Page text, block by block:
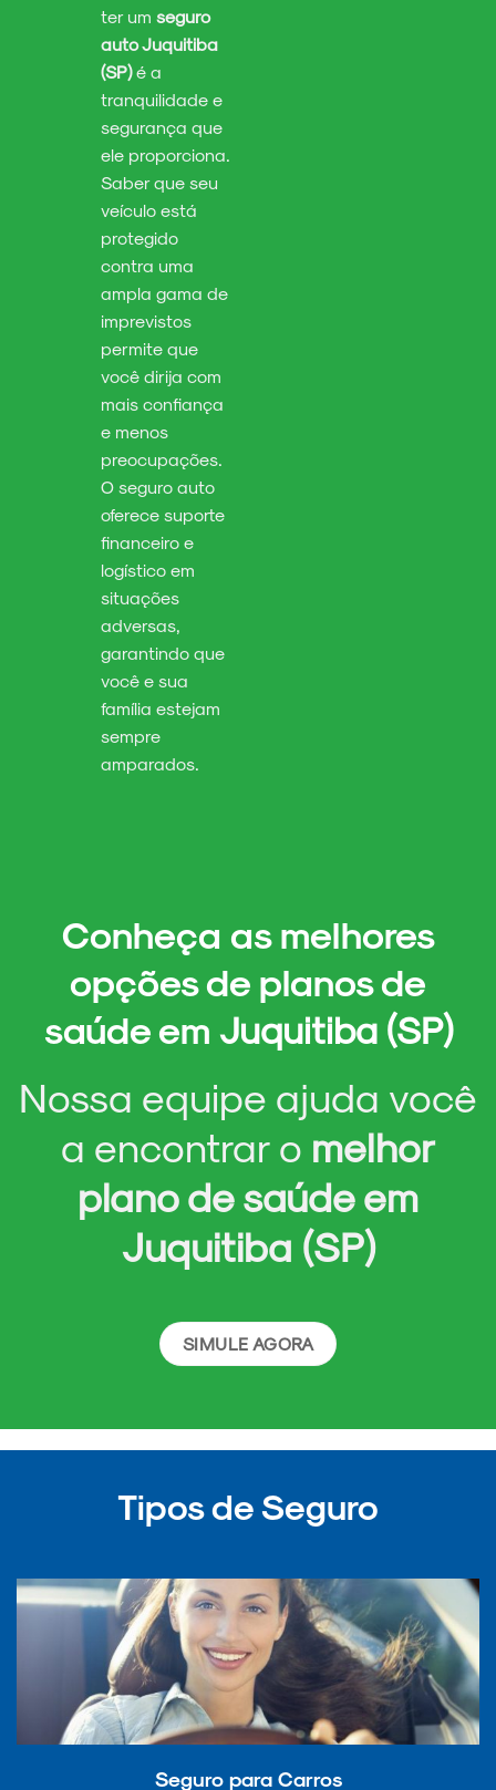
ter um seguro
auto Juquitiba
(SP)é a
tranquilidade e
segurança que
ele proporciona.
Saber que seu
veículo está
protegido
contra uma
ampla gama de
imprevistos
permite que
você dirija com
mais confiança
e menos
preocupações.
O seguro auto
oferece suporte
financeiro e
logístico em
situações
adversas,
garantindo que
você e sua
família estejam
sempre
amparados.
Conheça as melhores
opções de planos de
saúde em Juquitiba (SP)
Nossa equipe ajuda você
a encontrar o melhor
plano de saúde em
Juquitiba (SP)
SIMULE AGORA
Tipos de Seguro
Seguro para Carros